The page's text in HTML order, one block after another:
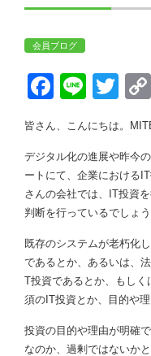
会員ブログ
Face Line Twitt
皆さん、こんにちは。
デジタル化の進展や昨今
ートにて、企業における
さんの会社では、IT投資
判断を行っているでしょう
既存のシステムが老朽化
であるとか、あるいは、
T投資であるとか、もし
須のIT投資とか、目的や
投資の目的や理由が明確
なのか、過剰ではないか